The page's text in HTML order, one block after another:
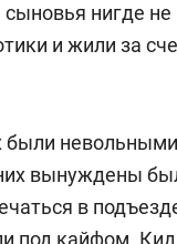
нигде не
и жили за
вынуждены
в
под кайфом.